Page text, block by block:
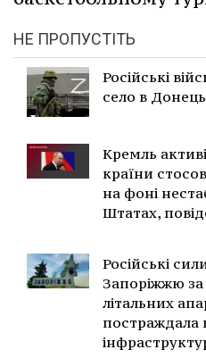
НЕ ПРОПУСТІТЬ
Російські
село в
Кремль
країни
на фоні
Штатах,
Російські
Запоріжжю
літальних
постраждала